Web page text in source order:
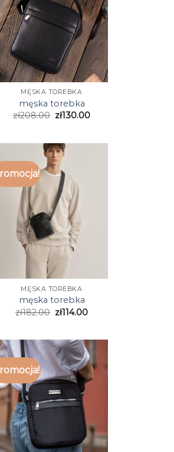
MĘSKA TOREBKA
męska torebka
zł208.00 zł130.00
MĘSKA TOREBKA
męska torebka
zł182.00 zł114.00